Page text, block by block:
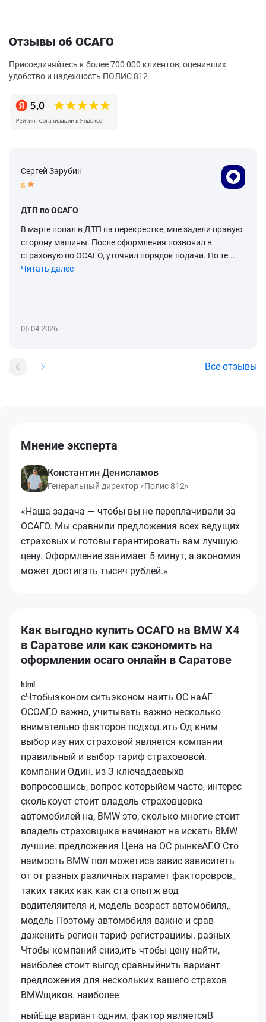
Отзывы об ОСАГО
Присоединяйтесь к более 700 000 клиентов, оценивших
удобство и надежность ПОЛИС 812
Сергей Зарубин
5
ДТП по ОСАГО
В марте попал в ДТП на перекрестке, мне задели правую
сторону машины. После оформления позвонил в
страховую по ОСАГО, уточнил порядок подачи. По те...
Читать далее
06.04.2026
Все отзывы
Мнение эксперта
Константин Денисламов
Генеральный директор «Полис 812»
«Наша задача — чтобы вы не переплачивали за
ОСАГО. Мы сравнили предложения всех ведущих
страховых и готовы гарантировать вам лучшую
цену. Оформление занимает 5 минут, а экономия
может достигать тысяч рублей.»
Как выгодно купить ОСАГО на BMW X4
в Саратове или как сэкономить на
оформлении осаго онлайн в Саратове
html
сЧтобыэконом ситьэконом наить ОС наАГ
ОСОАГ,О важно, учитывать важно несколько
внимательно факторов подход.ить Од кним
выбор изу них страховой является компании
правильный и выбор тариф страхововой.
компании Один. из З ключадаевыхв
вопросовшись, вопрос которыйом часто, интерес
сколькоует стоит владель страховцевка
автомобилей на, BMW это, сколько многие стоит
владель страховцыка начинают на искать BMW
лучшие. предложения Цена на ОС рынкеАГ.О Сто
наимость BMW пол можетиса завис зависитеть
от от разных различных парамет факторовров,,
таких таких как как ста опытж вод
водителяителя и, модель возраст автомобиля,.
модель Поэтому автомобиля важно и срав
даженить регион тариф регистрацииы. разных
Чтобы компаний сниз,ить чтобы цену найти,
наиболее стоит выгод сравныйнить вариант
предложения для нескольких вашего страхов
BMWщиков. наиболее
ныйЕще вариант одним. фактор являетсяВ